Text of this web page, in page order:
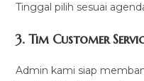
Tinggal pilih sesuai
3. Tim Customer
Admin kami siap